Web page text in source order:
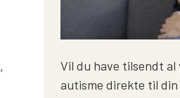
Vil du have tilsendt al
autisme direkte til din